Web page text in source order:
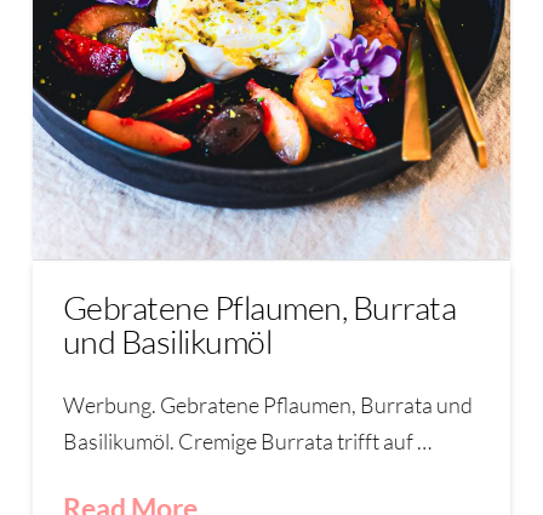
Gebratene Pflaumen, Burrata
und Basilikumöl
Werbung. Gebratene Pflaumen, Burrata und
Basilikumöl. Cremige Burrata trifft auf …
Read More